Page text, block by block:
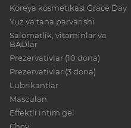
Koreya kosmetikasi Grace Day
Yuz va tana parvarishi
Salomatlik, vitaminlar va
BADlar
Prezervativlar (10 dona)
Prezervativlar (3 dona)
Lubrikantlar
Masculan
Effektli intim gel